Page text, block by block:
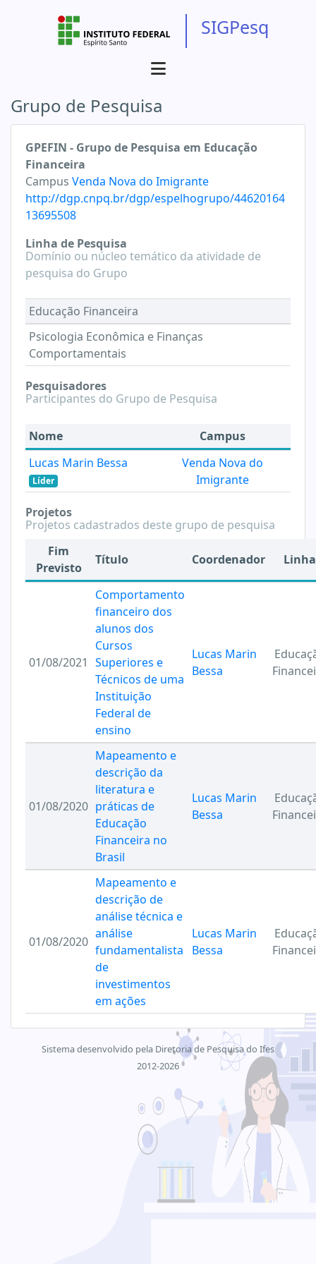
SIGPesq
Grupo de Pesquisa
GPEFIN - Grupo de Pesquisa em Educação
Financeira
Campus Venda Nova do Imigrante
http://dgp.cnpq.br/dgp/espelhogrupo/44620164
13695508
Linha de Pesquisa
Domínio ou núcleo temático da atividade de
pesquisa do Grupo
Educação Financeira
Psicologia Econômica e Finanças
Comportamentais
Pesquisadores
Participantes do Grupo de Pesquisa
Nome
Campus
Lucas Marin Bessa
Líder
Venda Nova do
Imigrante
Projetos
Projetos cadastrados deste grupo de pesquisa
Fim
Previsto
Título Coordenador Linha
01/08/2021
Comportamento
financeiro dos
alunos dos
Cursos
Superiores e
Técnicos de uma
Instituição
Federal de
ensino
Lucas Marin
Bessa
01/08/2020
Mapeamento e
descrição da
literatura e
práticas de
Educação
Financeira no
Brasil
Lucas Marin
Bessa
01/08/2020
Mapeamento e
descrição de
análise técnica e
análise
fundamentalista
de
investimentos
em ações
Lucas Marin
Bessa
Sistema desenvolvido pela Diretoria de Pesquisa do Ifes
2012-2026